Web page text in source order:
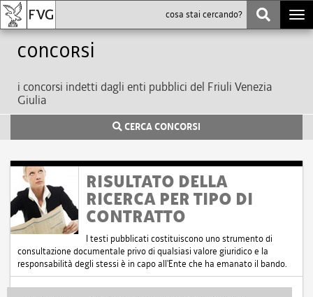
Concorsi
i concorsi indetti dagli enti pubblici del Friuli Venezia
Giulia
CERCA CONCORSI
RISULTATO DELLA
RICERCA PER TIPO DI
CONTRATTO
I testi pubblicati costituiscono uno strumento di
consultazione documentale privo di qualsiasi valore giuridico e la
responsabilità degli stessi è in capo all'Ente che ha emanato il bando.